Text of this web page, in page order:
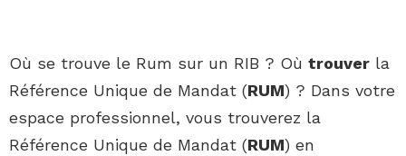
Où se trouve le Rum sur un RIB ? Où trouver la
Référence Unique de Mandat (RUM) ? Dans votre
espace professionnel, vous trouverez la
Référence Unique de Mandat (RUM) en